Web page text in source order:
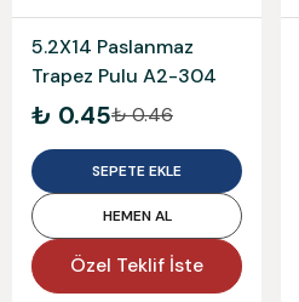
5.2X14 Paslanmaz
Trapez Pulu A2-304
₺ 0.45₺ 0.46
SEPETE EKLE
HEMEN AL
Özel Teklif İste